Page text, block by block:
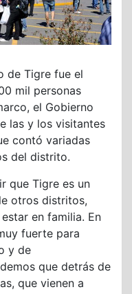
de Tigre fue el
mil personas
el Gobierno
las y los visitantes
contó variadas
del distrito.
que Tigre es un
otros distritos,
en familia. En
fuerte para
y de
que detrás de
que vienen a